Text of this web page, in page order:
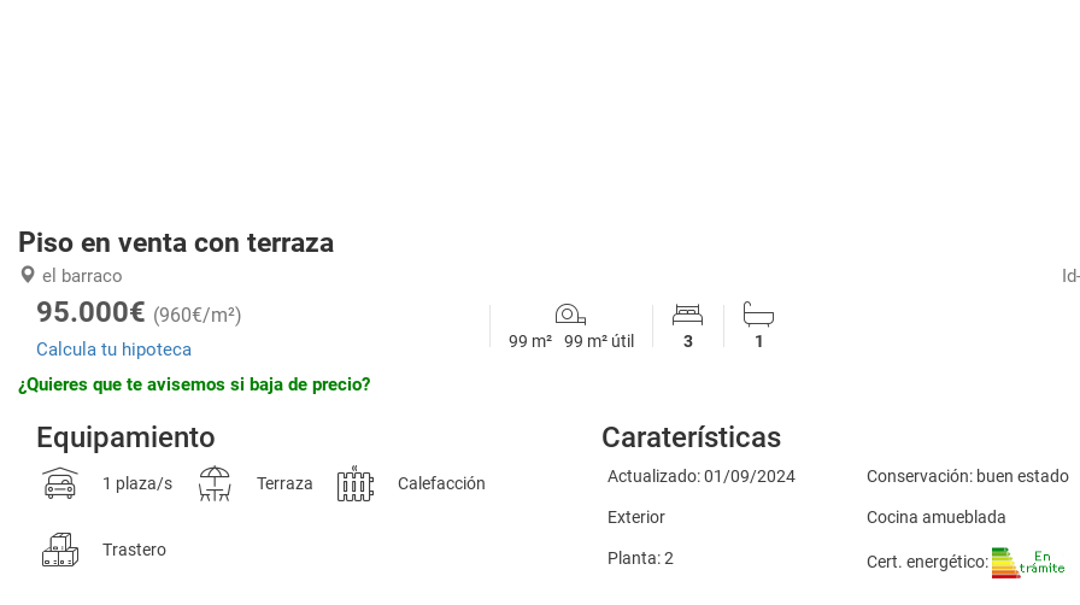
Piso en venta con terraza
el barraco
95.000€ (960€/m²)
Calcula tu hipoteca
99 m² 99 m² útil 3 1
¿Quieres que te avisemos si baja de precio?
Equipamiento
1 plaza/s Terraza Calefacción
Trastero
Caraterísticas
Actualizado: 01/09/2024 Conservación: buen estado
Exterior Cocina amueblada
Planta: 2 Cert. energético: